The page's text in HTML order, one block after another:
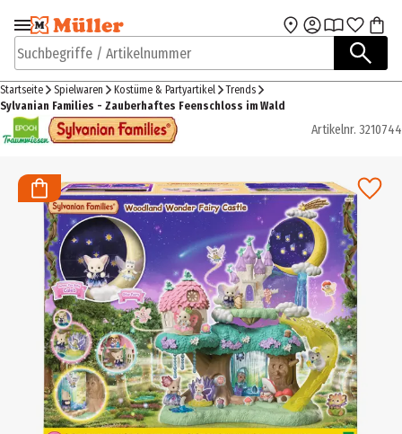
Zur Navigation
springen
Zum Hauptinhalt
Suchbegriffe / Artikelnummer
Startseite Spielwaren Kostüme & Partyartikel
Trends
Sylvanian Families - Zauberhaftes Feenschloss im Wald
Artikelnr. 3210744